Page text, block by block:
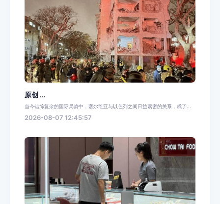
原创 ...
当今错综复杂的国际局势中，塞尔维亚与以色列之间日益紧密的关系，成了...
2026-08-07 12:45:57